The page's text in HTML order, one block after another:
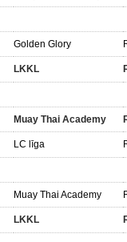
Golden Glory
LKKL
Muay Thai Academy
LC līga
Muay Thai Academy
LKKL